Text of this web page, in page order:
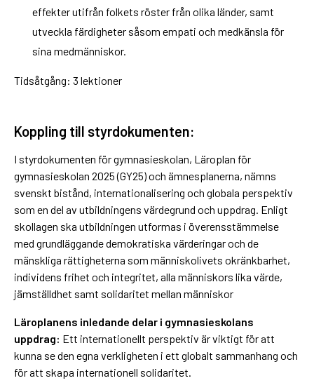
effekter utifrån folkets röster från olika länder, samt
utveckla färdigheter såsom empati och medkänsla för
sina medmänniskor.
Tidsåtgång: 3 lektioner
Koppling till styrdokumenten:
I styrdokumenten för gymnasieskolan, Läroplan för
gymnasieskolan 2025 (GY25) och ämnesplanerna, nämns
svenskt bistånd, internationalisering och globala perspektiv
som en del av utbildningens värdegrund och uppdrag. Enligt
skollagen ska utbildningen utformas i överensstämmelse
med grundläggande demokratiska värderingar och de
mänskliga rättigheterna som människolivets okränkbarhet,
individens frihet och integritet, alla människors lika värde,
jämställdhet samt solidaritet mellan människor
Läroplanens inledande delar i gymnasieskolans
uppdrag: Ett internationellt perspektiv är viktigt för att
kunna se den egna verkligheten i ett globalt sammanhang och
för att skapa internationell solidaritet.